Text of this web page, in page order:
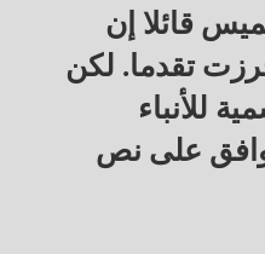
قائلا إن
تقدما. لكن
للأنباء
على نص